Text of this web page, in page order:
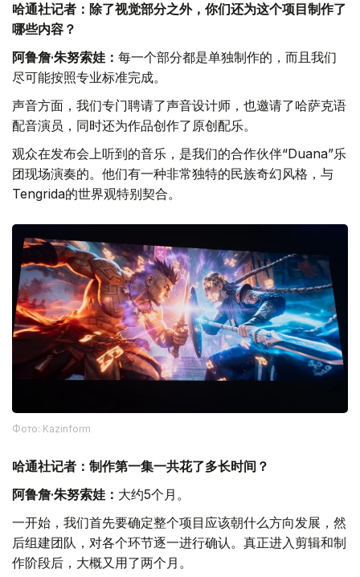
哈通社记者：除了视觉部分之外，你们还为这个项目制作了
哪些内容？
阿鲁詹·朱努索娃： 每一个部分都是单独制作的，而且我们
尽可能按照专业标准完成。
声音方面，我们专门聘请了声音设计师，也邀请了哈萨克语
配音演员，同时还为作品创作了原创配乐。
观众在发布会上听到的音乐，是我们的合作伙伴“Duana”乐
团现场演奏的。他们有一种非常独特的民族奇幻风格，与
Tengrida的世界观特别契合。
Фото: Kazinform
哈通社记者：制作第一集一共花了多长时间？
阿鲁詹·朱努索娃： 大约5个月。
一开始，我们首先要确定整个项目应该朝什么方向发展，然
后组建团队，对各个环节逐一进行确认。真正进入剪辑和制
作阶段后，大概又用了两个月。